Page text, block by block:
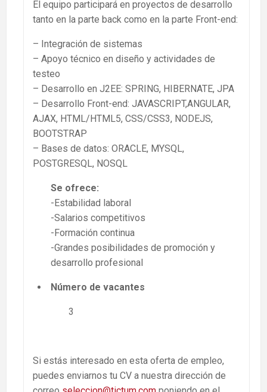
El equipo participará en proyectos de desarrollo
tanto en la parte back como en la parte Front-end:
– Integración de sistemas
– Apoyo técnico en diseño y actividades de
testeo
– Desarrollo en J2EE: SPRING, HIBERNATE, JPA
– Desarrollo Front-end: JAVASCRIPT,ANGULAR,
AJAX, HTML/HTML5, CSS/CSS3, NODEJS,
BOOTSTRAP
– Bases de datos: ORACLE, MYSQL,
POSTGRESQL, NOSQL
Se ofrece:
-Estabilidad laboral
-Salarios competitivos
-Formación continua
-Grandes posibilidades de promoción y
desarrollo profesional
Número de vacantes
3
Si estás interesado en esta oferta de empleo,
puedes enviarnos tu CV a nuestra dirección de